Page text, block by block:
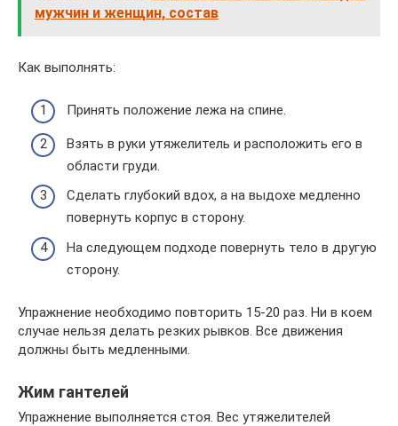
мужчин и женщин, состав
Как выполнять:
Принять положение лежа на спине.
Взять в руки утяжелитель и расположить его в
области груди.
Сделать глубокий вдох, а на выдохе медленно
повернуть корпус в сторону.
На следующем подходе повернуть тело в другую
сторону.
Упражнение необходимо повторить 15-20 раз. Ни в коем
случае нельзя делать резких рывков. Все движения
должны быть медленными.
Жим гантелей
Упражнение выполняется стоя. Вес утяжелителей